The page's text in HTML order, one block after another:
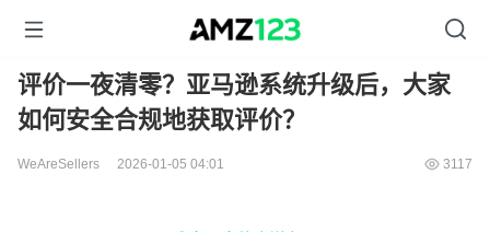
评价一夜清零？亚马逊系统升级后，大家
如何安全合规地获取评价？
WeAreSellers 2026-01-05 04:01 3117